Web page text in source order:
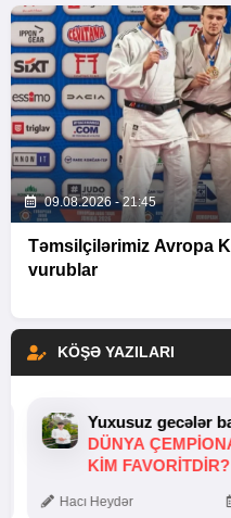
09.08.2026 - 21:45
Təmsilçilərimiz Avropa
vurublar
KÖŞƏ YAZILARI
Yuxusuz gecələr
DÜNYA
KIM FAVORITDIR?
Hacı Heydər